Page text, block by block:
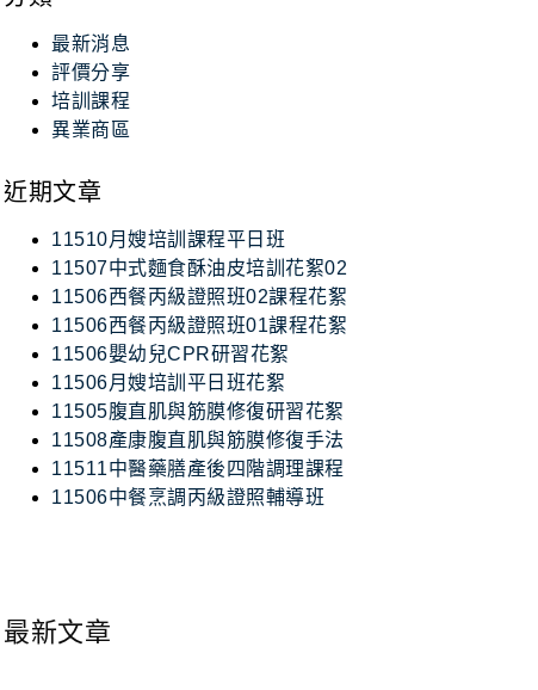
最新消息
評價分享
培訓課程
異業商區
近期文章
11510月嫂培訓課程平日班
11507中式麵食酥油皮培訓花絮02
11506西餐丙級證照班02課程花絮
11506西餐丙級證照班01課程花絮
11506嬰幼兒CPR研習花絮
11506月嫂培訓平日班花絮
11505腹直肌與筋膜修復研習花絮
11508產康腹直肌與筋膜修復手法
11511中醫藥膳產後四階調理課程
11506中餐烹調丙級證照輔導班
最新文章